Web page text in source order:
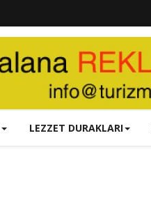
LEZZET DURAKLARI